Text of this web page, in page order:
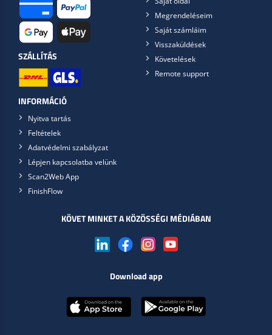
SZÁLLÍTÁS
Megrendeléseim
Saját számláim
Visszaküldések
Követelések
Remote support
INFORMÁCIÓ
Nyitva tartás
Feltételek
Adatvédelmi szabályzat
Lépjen kapcsolatba velünk
Scan2Web App
FinishFlow
KÖVET MINKET A KÖZÖSSÉGI MÉDIÁBAN
Download app